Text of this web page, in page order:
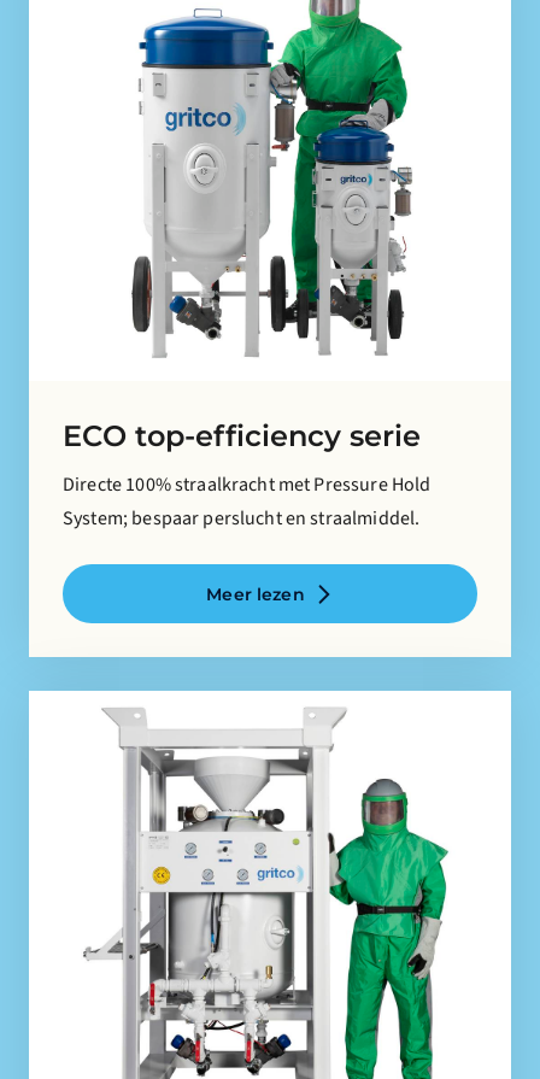
ECO top-efficiency serie
Directe 100% straalkracht met Pressure Hold
System; bespaar perslucht en straalmiddel.
Meer lezen